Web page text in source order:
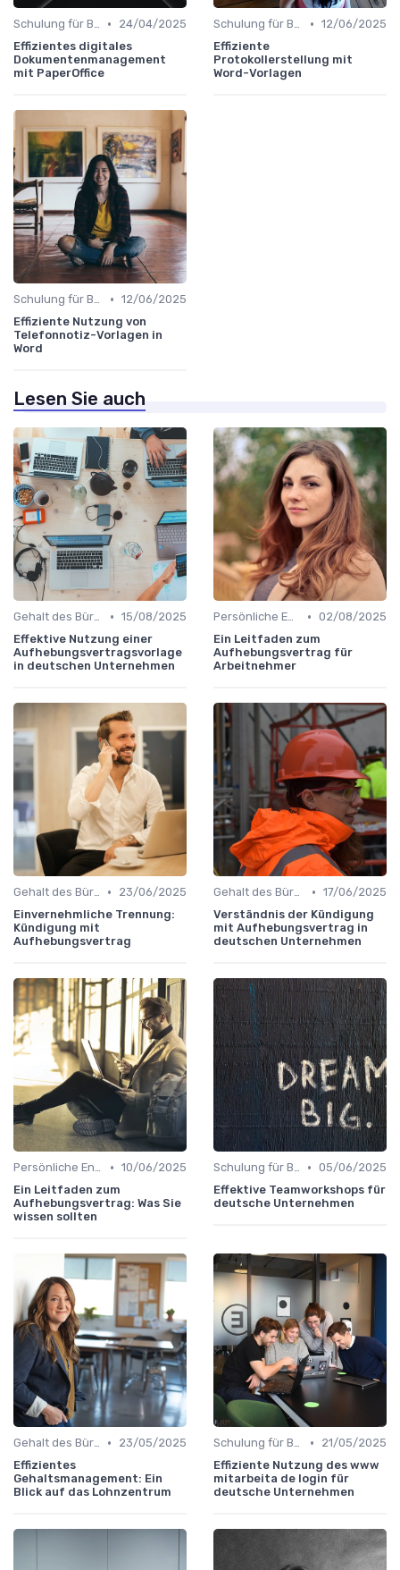
Schulung für Büroleiter •
24/04/2025
Effizientes digitales
Dokumentenmanagement
mit PaperOffice
Schulung für Büroleiter • 12/06/2025
Effiziente
Protokollerstellung mit
Word-Vorlagen
Schulung für Büroleiter • 12/06/2025
Effiziente Nutzung von
Telefonnotiz-Vorlagen in
Word
Lesen Sie auch
Gehalt des Büroleiters • 15/08/2025
Effektive Nutzung einer
Aufhebungsvertragsvorlage
in deutschen Unternehmen
Persönliche Entwicklung • 02/08/2025
Ein Leitfaden zum
Aufhebungsvertrag für
Arbeitnehmer
Gehalt des Büroleiters •
23/06/2025
Einvernehmliche Trennung:
Kündigung mit
Aufhebungsvertrag
Gehalt des Büroleiters • 17/06/2025
Verständnis der Kündigung
mit Aufhebungsvertrag in
deutschen Unternehmen
Persönliche Entwicklung • 10/06/2025
Ein Leitfaden zum
Aufhebungsvertrag: Was Sie
wissen sollten
Schulung für Büroleiter • 05/06/2025
Effektive Teamworkshops für
deutsche Unternehmen
Gehalt des Büroleiters •
23/05/2025
Effizientes
Gehaltsmanagement: Ein
Blick auf das Lohnzentrum
Schulung für Büroleiter •
21/05/2025
Effiziente Nutzung des www
mitarbeita de login für
deutsche Unternehmen